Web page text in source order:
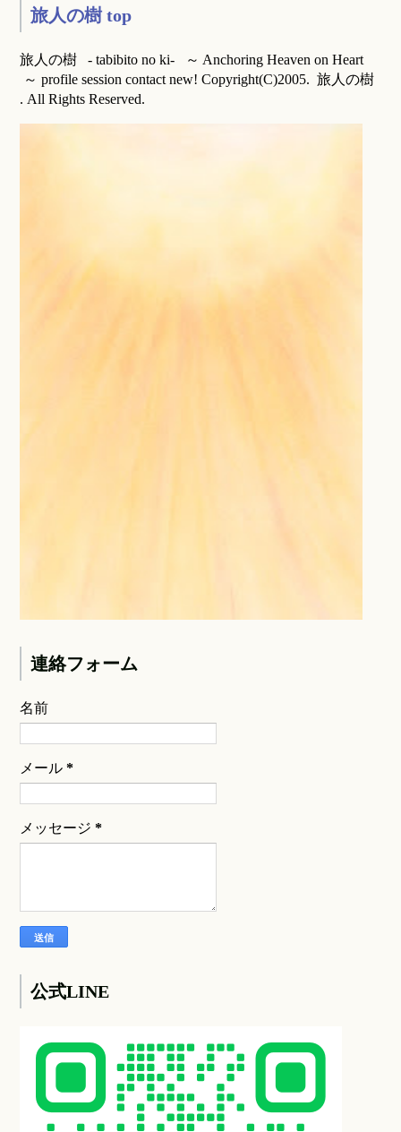
旅人の樹 top
旅人の樹 - tabibito no ki- ～ Anchoring Heaven on Heart
～ profile session contact new! Copyright(C)2005. 旅人の樹
. All Rights Reserved.
連絡フォーム
名前
メール*
メッセージ*
公式LINE